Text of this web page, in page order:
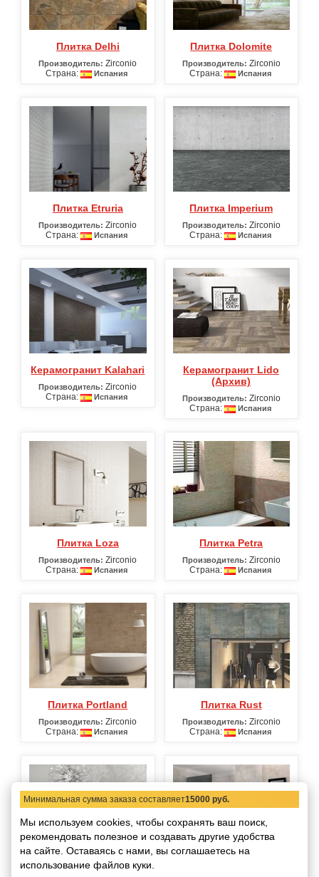
Плитка Delhi
Производитель: Zirconio
Страна:
Испания
Плитка Dolomite
Производитель: Zirconio
Страна:
Испания
Плитка Etruria
Производитель: Zirconio
Страна:
Испания
Плитка Imperium
Производитель: Zirconio
Страна:
Испания
Керамогранит Kalahari
Производитель: Zirconio
Страна:
Испания
Керамогранит Lido
(Архив)
Производитель: Zirconio
Страна:
Испания
Плитка Loza
Производитель: Zirconio
Страна:
Испания
Плитка Petra
Производитель: Zirconio
Страна:
Испания
Плитка Portland
Производитель: Zirconio
Страна:
Испания
Плитка Rust
Производитель: Zirconio
Страна:
Испания
Плитка S.Thomas
Минимальная сумма заказа составляет15000 руб.
Мы используем cookies, чтобы сохранять ваш поиск,
рекомендовать полезное и создавать другие удобства
на сайте. Оставаясь с нами, вы соглашаетесь на
использование файлов куки.